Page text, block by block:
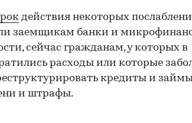
действия некоторых
заемщикам банки и
сейчас гражданам, у которых в
расходы или которые
кредиты и
и штрафы.